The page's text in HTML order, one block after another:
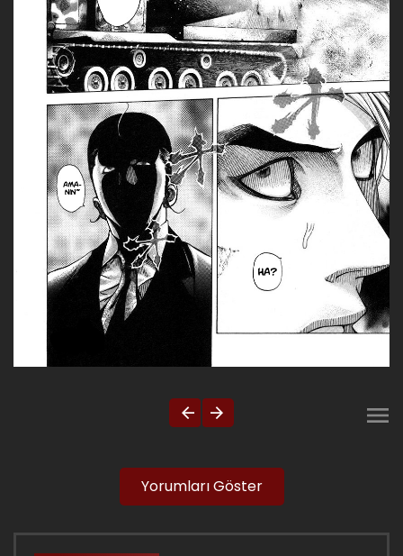
Yorumları Göster